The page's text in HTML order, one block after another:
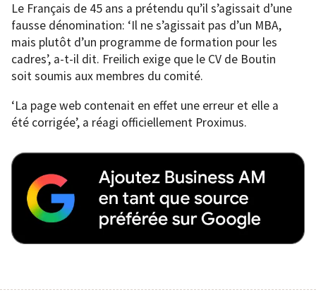
Le Français de 45 ans a prétendu qu’il s’agissait d’une
fausse dénomination: ‘Il ne s’agissait pas d’un MBA,
mais plutôt d’un programme de formation pour les
cadres’, a-t-il dit. Freilich exige que le CV de Boutin
soit soumis aux membres du comité.
‘La page web contenait en effet une erreur et elle a
été corrigée’, a réagi officiellement Proximus.